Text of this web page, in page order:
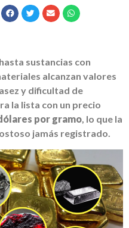
sustancias con
alcanzan valores
y dificultad de
la lista con un precio
por gramo, lo que la
jamás registrado.